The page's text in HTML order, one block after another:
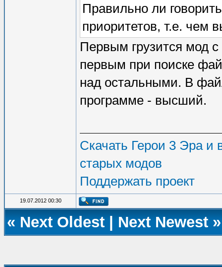
Правильно ли
приоритетов, т.е. чем
Первым грузится мод
первым при поиске
над остальными. В
программе - высший.
Скачать Герои 3 Эра и
старых модов
Поддержать проект
19.07.2012 00:30
« Next Oldest Next Newest »